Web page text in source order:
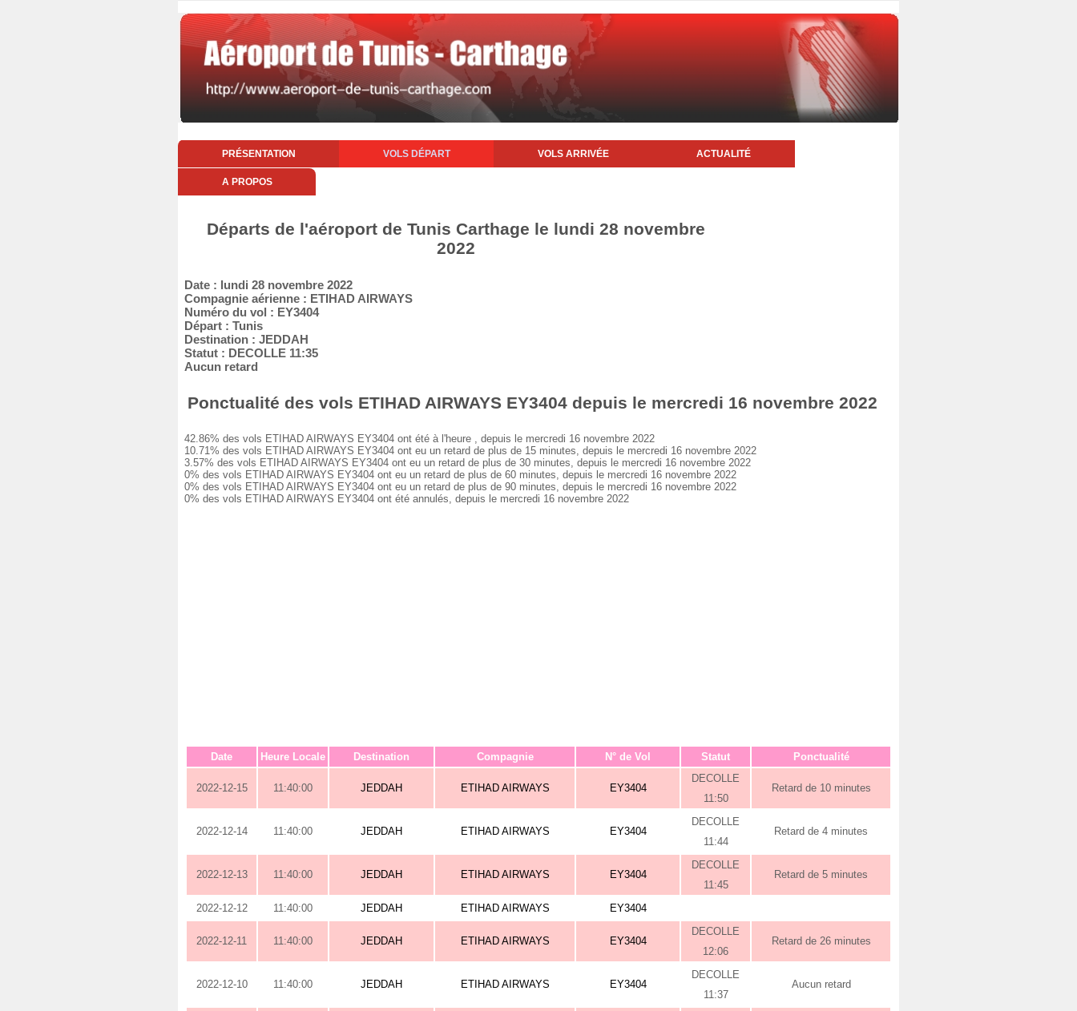
PRÉSENTATION VOLS DÉPART VOLS ARRIVÉE ACTUALITÉ
A PROPOS
Départs de l'aéroport de Tunis Carthage le lundi 28 novembre
2022
Date : lundi 28 novembre 2022
Compagnie aérienne : ETIHAD AIRWAYS
Numéro du vol : EY3404
Départ : Tunis
Destination : JEDDAH
Statut : DECOLLE 11:35
Aucun retard
Ponctualité des vols ETIHAD AIRWAYS EY3404 depuis le mercredi 16 novembre 2022
42.86% des vols ETIHAD AIRWAYS EY3404 ont été à l'heure , depuis le mercredi 16 novembre 2022
10.71% des vols ETIHAD AIRWAYS EY3404 ont eu un retard de plus de 15 minutes, depuis le mercredi 16 novembre 2022
3.57% des vols ETIHAD AIRWAYS EY3404 ont eu un retard de plus de 30 minutes, depuis le mercredi 16 novembre 2022
0% des vols ETIHAD AIRWAYS EY3404 ont eu un retard de plus de 60 minutes, depuis le mercredi 16 novembre 2022
0% des vols ETIHAD AIRWAYS EY3404 ont eu un retard de plus de 90 minutes, depuis le mercredi 16 novembre 2022
0% des vols ETIHAD AIRWAYS EY3404 ont été annulés, depuis le mercredi 16 novembre 2022
Date Heure Locale Destination Compagnie N° de Vol Statut Ponctualité
2022-12-15 11:40:00 JEDDAH ETIHAD AIRWAYS EY3404
DECOLLE
11:50
Retard de 10 minutes
2022-12-14 11:40:00 JEDDAH ETIHAD AIRWAYS EY3404
DECOLLE
11:44
Retard de 4 minutes
2022-12-13 11:40:00 JEDDAH ETIHAD AIRWAYS EY3404
DECOLLE
11:45
Retard de 5 minutes
2022-12-12 11:40:00 JEDDAH ETIHAD AIRWAYS EY3404
2022-12-11 11:40:00 JEDDAH ETIHAD AIRWAYS EY3404
DECOLLE
12:06
Retard de 26 minutes
2022-12-10 11:40:00 JEDDAH ETIHAD AIRWAYS EY3404
DECOLLE
11:37
Aucun retard